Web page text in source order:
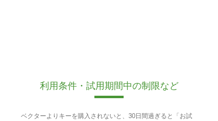
利用条件・試用期間中の制限など
ベクターよりキーを購入されないと、30日間過ぎると「お試